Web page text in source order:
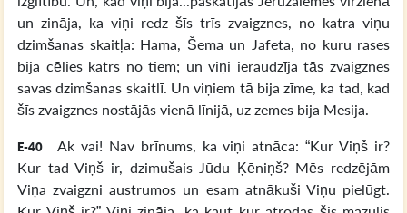
un zināja, ka viņi redz šīs trīs zvaigznes, no katra viņu
dzimšanas skaitļa: Hama, Šema un Jafeta, no kuru rases
bija cēlies katrs no tiem; un viņi ieraudzīja tās zvaigznes
savas dzimšanas skaitlī. Un viņiem tā bija zīme, ka tad, kad
šīs zvaigznes nostājās vienā līnijā, uz zemes bija Mesija.
E-40
Ak vai! Nav brīnums, ka viņi atnāca: “Kur Viņš ir?
Kur tad Viņš ir, dzimušais Jūdu Ķēniņš? Mēs redzējām
Viņa zvaigzni austrumos un esam atnākuši Viņu pielūgt.